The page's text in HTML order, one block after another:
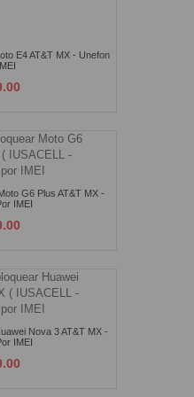
E4 AT&T MX - Unefon
G6 Plus AT&T MX -
IMEI
Nova 3 AT&T MX -
IMEI